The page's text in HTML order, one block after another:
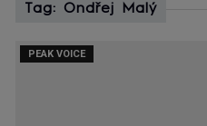
Tag: Ondřej Malý
PEAK VOICE